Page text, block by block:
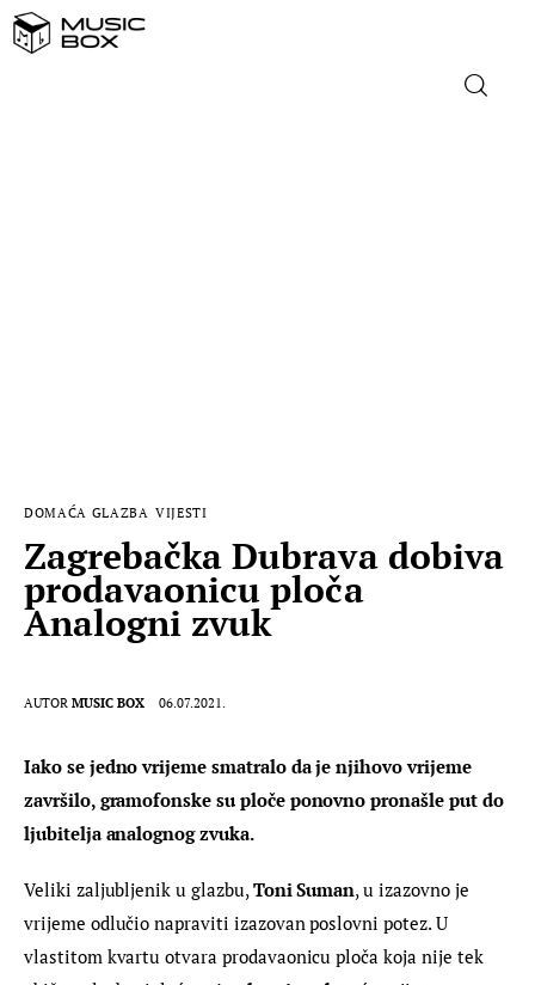
DOMAĆA GLAZBA VIJESTI
Zagrebačka Dubrava dobiva
prodavaonicu ploča
Analogni zvuk
AUTOR MUSIC BOX 06.07.2021.
Iako se jedno vrijeme smatralo da je njihovo vrijeme
završilo, gramofonske su ploče ponovno pronašle put do
ljubitelja analognog zvuka.
Veliki zaljubljenik u glazbu, Toni Suman, u izazovno je
vrijeme odlučio napraviti izazovan poslovni potez. U
vlastitom kvartu otvara prodavaonicu ploča koja nije tek